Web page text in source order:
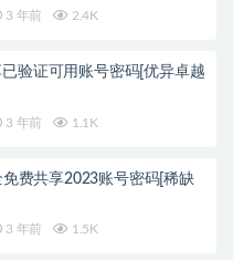
3 年前 2.4K
验证可用账号密码[优异卓越
3 年前 1.1K
费共享2023账号密码[稀缺
3 年前 1.5K